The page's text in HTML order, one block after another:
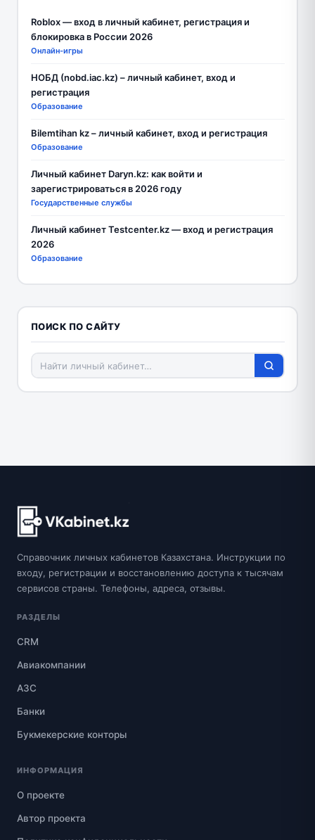
Roblox — вход в личный кабинет, регистрация и
блокировка в России 2026
Онлайн-игры
НОБД (nobd.iac.kz) – личный кабинет, вход и
регистрация
Образование
Bilemtihan kz – личный кабинет, вход и регистрация
Образование
Личный кабинет Daryn.kz: как войти и
зарегистрироваться в 2026 году
Государственные службы
Личный кабинет Testcenter.kz — вход и регистрация
2026
Образование
ПОИСК ПО САЙТУ
Справочник личных кабинетов Казахстана. Инструкции по
входу, регистрации и восстановлению доступа к тысячам
сервисов страны. Телефоны, адреса, отзывы.
РАЗДЕЛЫ
CRM
Авиакомпании
АЗС
Банки
Букмекерские конторы
ИНФОРМАЦИЯ
О проекте
Автор проекта